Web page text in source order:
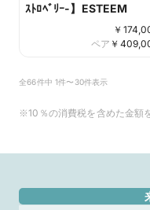
ｽﾄﾛﾍﾞﾘｰ-】ESTEEM
￥
￥
ペア
全66件中 1件〜30件表示
※10％の消費税を含めた金額